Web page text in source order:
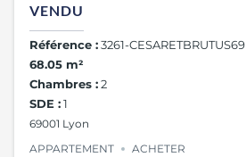
VENDU
Référence :3261-CESARETBRUTUS69
68.05 m²
Chambres :2
SDE :1
69001 Lyon
APPARTEMENT
ACHETER